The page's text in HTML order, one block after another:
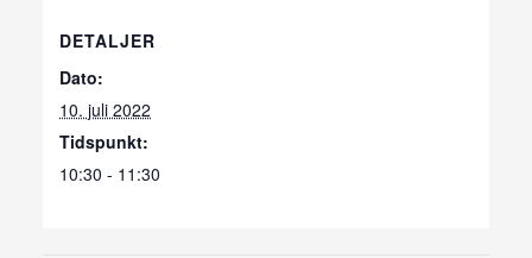
DETALJER
Dato:
10. juli 2022
Tidspunkt:
10:30 - 11:30